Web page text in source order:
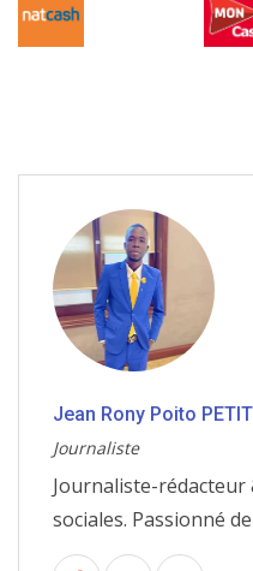
Jean Rony Poito PETIT
Journaliste
Journaliste-rédacteur
sociales. Passionné